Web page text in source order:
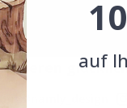
#namly_design
auf